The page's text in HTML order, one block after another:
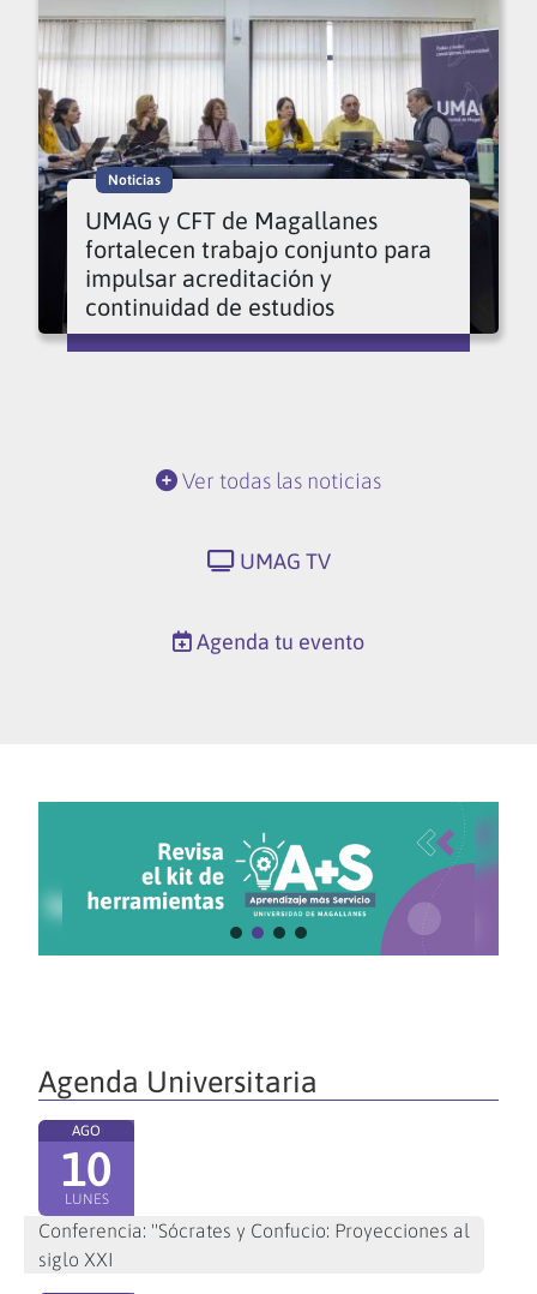
Noticias
UMAG y CFT de Magallanes
fortalecen trabajo conjunto para
impulsar acreditación y
continuidad de estudios
Ver todas las noticias
UMAG TV
Agenda tu evento
Agenda Universitaria
AGO
10
LUNES
Conferencia: "Sócrates y Confucio: Proyecciones al
siglo XXI